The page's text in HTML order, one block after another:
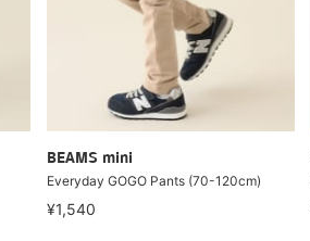
BEAMS mini
Everyday GOGO Pants (70-120cm)
¥1,540